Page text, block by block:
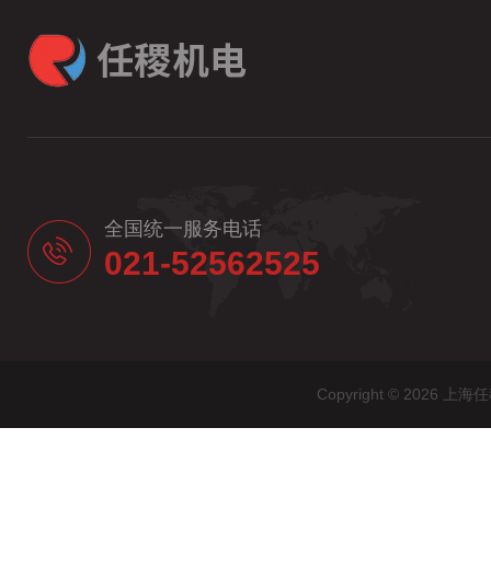
全国统一服务电话
021-52562525
Copyright © 2026 上海